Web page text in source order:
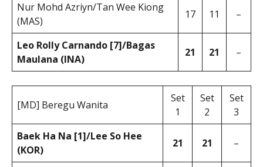
Nur Mohd Azriyn/Tan Wee Kiong
(MAS)
17 11 –
Leo Rolly Carnando [7]/Bagas
Maulana (INA)
21 21 –
[MD] Beregu Wanita
Set
1
Set
2
Set
3
Baek Ha Na [1]/Lee So Hee
(KOR)
21 21 –